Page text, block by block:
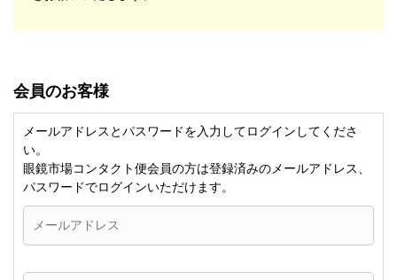
会員のお客様
メールアドレスとパスワードを入力してログインしてくださ
い。
眼鏡市場コンタクト便会員の方は登録済みのメールアドレス、
パスワードでログインいただけます。